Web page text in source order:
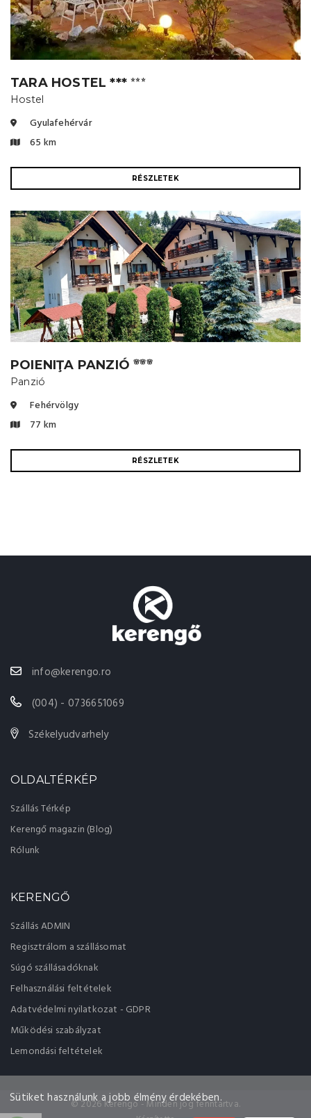
TARA HOSTEL ***⭐⭐⭐
Hostel
Gyulafehérvár
65 km
RÉSZLETEK
POIENIŢA PANZIÓ🌸🌸🌸
Panzió
Fehérvölgy
77 km
RÉSZLETEK
info@kerengo.ro
(004) - 0736651069
Székelyudvarhely
OLDALTÉRKÉP
Szállás Térkép
Kerengő magazin (Blog)
Rólunk
KERENGŐ
Szállás ADMIN
Regisztrálom a szállásomat
Súgó szállásadóknak
Felhasználási feltételek
Adatvédelmi nyilatkozat - GDPR
Működési szabályzat
Lemondási feltételek
© 2026 Kerengo - Minden jog fenntartva.
Sütiket használunk a jobb élmény érdekében.